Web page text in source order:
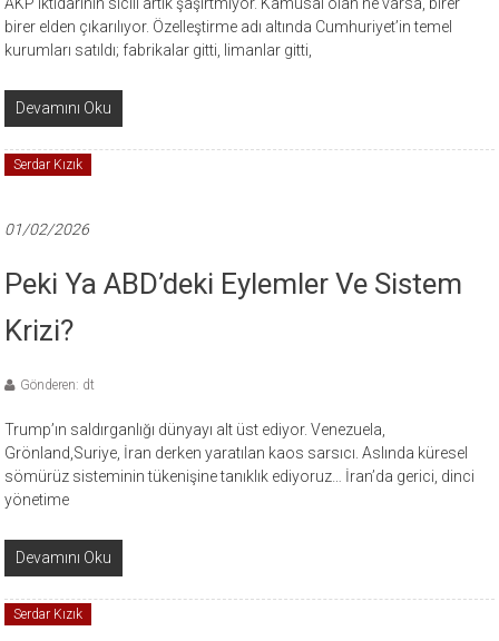
AKP iktidarının sicili artık şaşırtmıyor. Kamusal olan ne varsa, birer
birer elden çıkarılıyor. Özelleştirme adı altında Cumhuriyet’in temel
kurumları satıldı; fabrikalar gitti, limanlar gitti,
Devamını Oku
Serdar Kızık
01/02/2026
Peki Ya ABD’deki Eylemler Ve Sistem
Krizi?
Gönderen: dt
Trump’ın saldırganlığı dünyayı alt üst ediyor. Venezuela,
Grönland,Suriye, İran derken yaratılan kaos sarsıcı. Aslında küresel
sömürüz sisteminin tükenişine tanıklık ediyoruz… İran’da gerici, dinci
yönetime
Devamını Oku
Serdar Kızık